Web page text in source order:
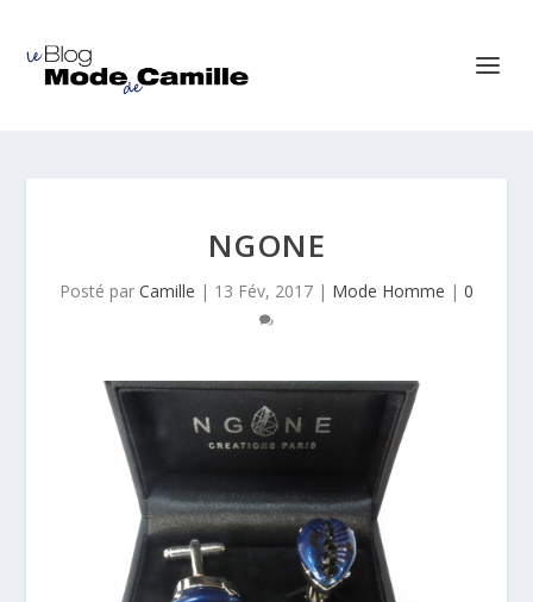
NGONE
Posté par Camille | 13 Fév, 2017 | Mode Homme | 0